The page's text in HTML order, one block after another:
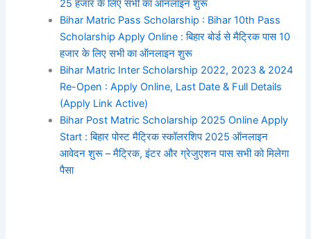
25 हजार के लिए सभी का ऑनलाइन शुरू
Bihar Matric Pass Scholarship : Bihar 10th Pass
Scholarship Apply Online : बिहार बोर्ड से मैट्रिक पास 10
हजार के लिए सभी का ऑनलाइन शुरू
Bihar Matric Inter Scholarship 2022, 2023 & 2024
Re-Open : Apply Online, Last Date & Full Details
(Apply Link Active)
Bihar Post Matric Scholarship 2025 Online Apply
Start : बिहार पोस्ट मैट्रिक स्कॉलरशिप 2025 ऑनलाइन
आवेदन शुरू – मैट्रिक, इंटर और ग्रेजुएशन पास सभी को मिलेगा
पैसा